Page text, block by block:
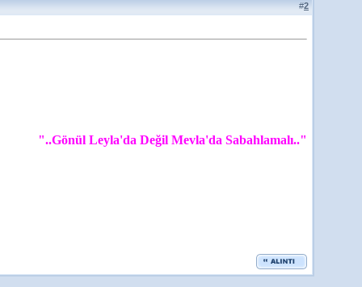
#2
"..Gönül Leyla'da Değil Mevla'da Sabahlamalı.."